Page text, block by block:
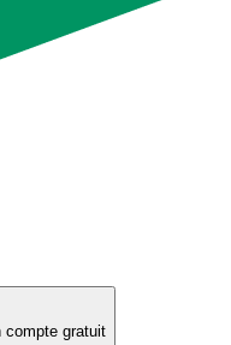
compte gratuit